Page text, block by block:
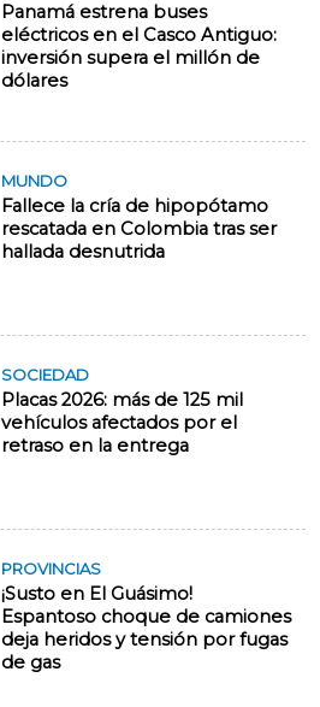
Panamá estrena buses
eléctricos en el Casco Antiguo:
inversión supera el millón de
dólares
MUNDO
Fallece la cría de hipopótamo
rescatada en Colombia tras ser
hallada desnutrida
SOCIEDAD
Placas 2026: más de 125 mil
vehículos afectados por el
retraso en la entrega
PROVINCIAS
¡Susto en El Guásimo!
Espantoso choque de camiones
deja heridos y tensión por fugas
de gas